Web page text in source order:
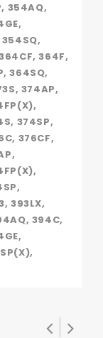
354AQ,
364F,
364SQ,
374AP,
374SP,
376CF,
393LX,
394C,